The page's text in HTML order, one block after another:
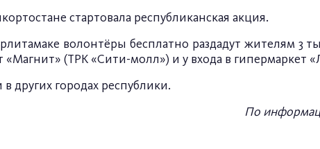
стартовала республиканская акция.
волонтёры бесплатно раздадут жителям 3
«Магнит» (ТРК «Сити-молл») и у входа в гипермаркет
других городах республики.
По